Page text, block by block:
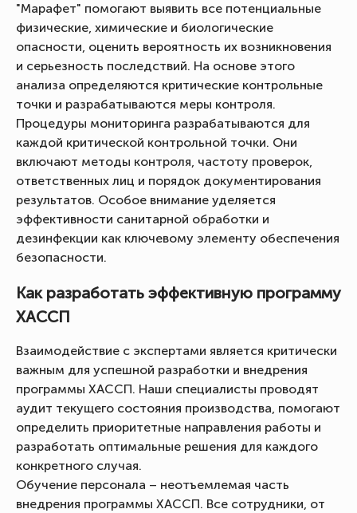
"Марафет" помогают выявить все потенциальные
физические, химические и биологические
опасности, оценить вероятность их возникновения
и серьезность последствий. На основе этого
анализа определяются критические контрольные
точки и разрабатываются меры контроля.
Процедуры мониторинга разрабатываются для
каждой критической контрольной точки. Они
включают методы контроля, частоту проверок,
ответственных лиц и порядок документирования
результатов. Особое внимание уделяется
эффективности санитарной обработки и
дезинфекции как ключевому элементу обеспечения
безопасности.
Как разработать эффективную программу
ХАССП
Взаимодействие с экспертами является критически
важным для успешной разработки и внедрения
программы ХАССП. Наши специалисты проводят
аудит текущего состояния производства, помогают
определить приоритетные направления работы и
разработать оптимальные решения для каждого
конкретного случая.
Обучение персонала – неотъемлемая часть
внедрения программы ХАССП. Все сотрудники, от